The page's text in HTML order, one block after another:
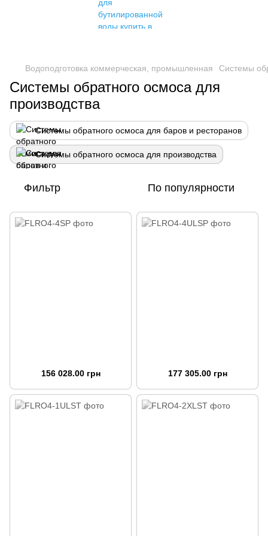
Водоподготовка коммерческая, промышленная Системы
Системы обратного осмоса для
производства
Системы обратного осмоса для баров и ресторанов
Системы обратного осмоса для производства
Фильтр По популярности
156 028.00 грн 177 305.00 грн